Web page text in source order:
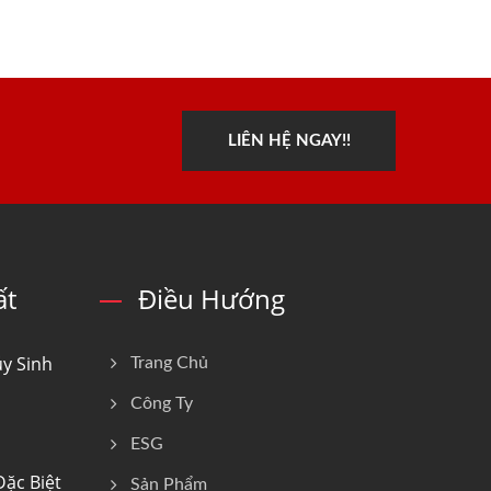
LIÊN HỆ NGAY!!
Sinh
Biệt
Điều Hướng
Trang Chủ
Công Ty
ESG
Sản Phẩm